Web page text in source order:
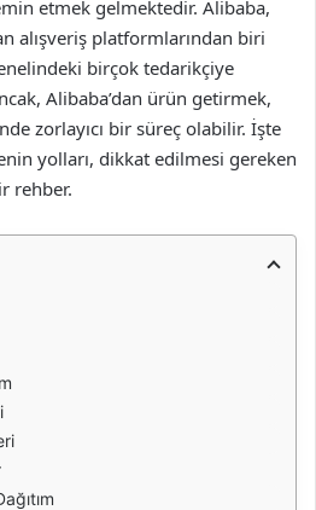
etmek gelmektedir. Alibaba,
alışveriş platformlarından biri
birçok tedarikçiye
Alibaba’dan ürün getirmek,
zorlayıcı bir süreç olabilir. İşte
yolları, dikkat edilmesi gereken
rehber.